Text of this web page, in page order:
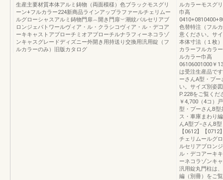
生産主要材質本体アルミ鋳物（両面模様）色ブラックモスグリ
ーン+フルカラー224新商品ラインアップラファールチェリムー
ルグローシャスアルミ鋳物門扉︵開き門扉︶潮紋バルセリアブ
ロンジェバトワールヴィア・ル・クラシコヴィア・ル・デコア
ーキキャストアプローチミオアプローチルナラフィーネコラゾ
ンキャスグレードディズニー外開き用持送り交換用汎用錠（フ
ルカラーのみ）旧版カタログ
ルカラーモスグ
巾高
色替特注（フル
意ください。サ
本体寸法（１枚
カラーフルカラ
ルカラー巾高
06106001000￥
は受注生産品で
ーさんA型・プ
い。サイズ別姿
P.228をご覧く
￥4,700（4コ）
型・プーさんB型
ス・車庫まわり
んA型プ−さんB
【0612】【
チェリムールグ
ルセリアブロン
ル・デコアーキ
ーネコラゾンキ
汎用錠丸門柱は
編（別冊）をご